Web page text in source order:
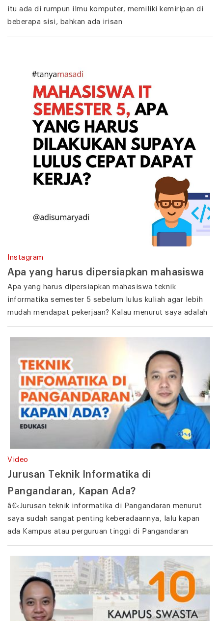
itu ada di rumpun ilmu komputer, memiliki kemiripan di
beberapa sisi, bahkan ada irisan
Instagram
Apa yang harus dipersiapkan mahasiswa
Apa yang harus dipersiapkan mahasiswa teknik
informatika semester 5 sebelum lulus kuliah agar lebih
mudah mendapat pekerjaan? Kalau menurut saya adalah
Video
Jurusan Teknik Informatika di
Pangandaran, Kapan Ada?
â€‹Jurusan teknik informatika di Pangandaran menurut
saya sudah sangat penting keberadaannya, lalu kapan
ada Kampus atau perguruan tinggi di Pangandaran